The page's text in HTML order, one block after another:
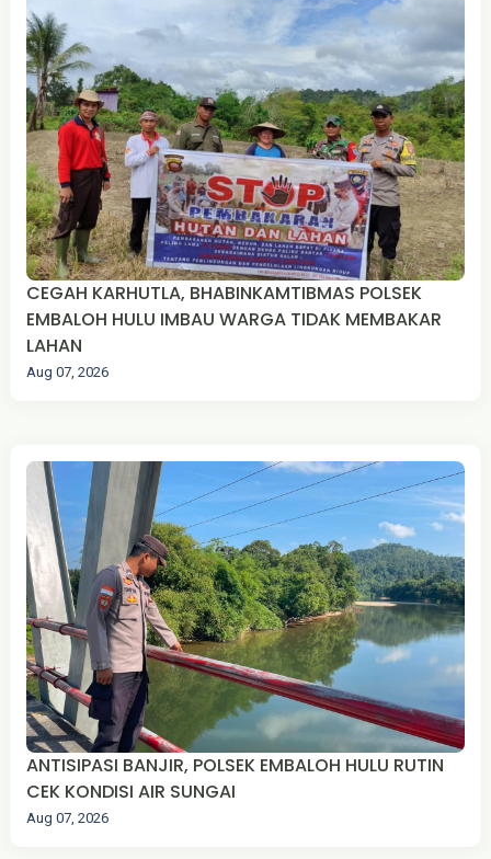
CEGAH KARHUTLA, BHABINKAMTIBMAS POLSEK
EMBALOH HULU IMBAU WARGA TIDAK MEMBAKAR
LAHAN
Aug 07, 2026
ANTISIPASI BANJIR, POLSEK EMBALOH HULU RUTIN
CEK KONDISI AIR SUNGAI
Aug 07, 2026